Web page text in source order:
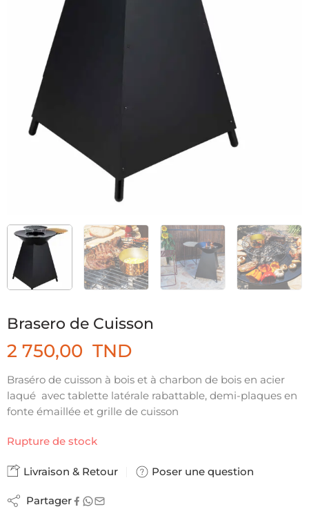
Brasero de Cuisson
2 750,00 TND
Braséro de cuisson à bois et à charbon de bois en acier
laqué avec tablette latérale rabattable, demi-plaques en
fonte émaillée et grille de cuisson
Rupture de stock
Livraison & Retour Poser une question
Partager